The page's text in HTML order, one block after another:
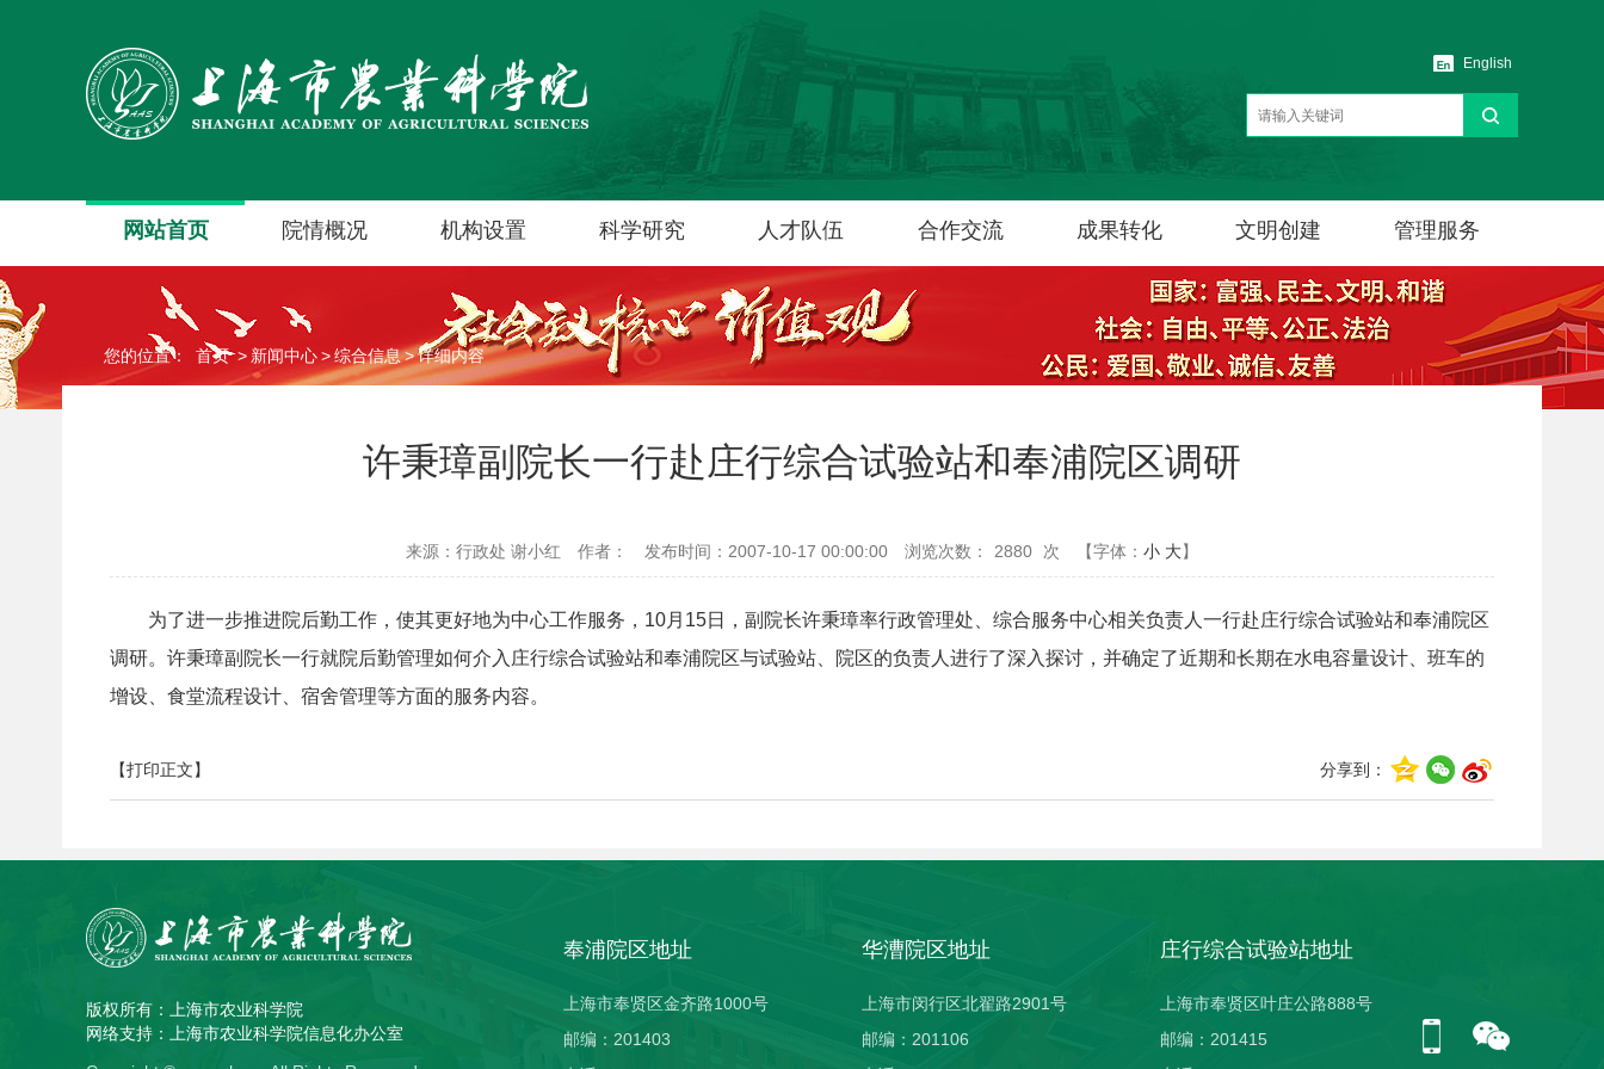
English
网站首页 院情概况 机构设置 科学研究 人才队伍 合作交流 成果转化 文明创建 管理服务
您的位置： 首页> 新闻中心>综合信息>详细内容
许秉璋副院长一行赴庄行综合试验站和奉浦院区调研
来源：行政处 谢小红 作者： 发布时间：2007-10-17 00:00:00 浏览次数： 2880 次 【字体： 小 大】
为了进一步推进院后勤工作，使其更好地为中心工作服务，10月15日，副院长许秉璋率行政管理处、综合服务中心相关负责人一行赴庄行综合试验站和奉浦院区
调研。许秉璋副院长一行就院后勤管理如何介入庄行综合试验站和奉浦院区与试验站、院区的负责人进行了深入探讨，并确定了近期和长期在水电容量设计、班车的
增设、食堂流程设计、宿舍管理等方面的服务内容。
分享到：
【打印正文】
版权所有：上海市农业科学院
网络支持：上海市农业科学院信息化办公室
奉浦院区地址
上海市奉贤区金齐路1000号
邮编：201403
华漕院区地址
上海市闵行区北翟路2901号
邮编：201106
庄行综合试验站地址
上海市奉贤区叶庄公路888号
邮编：201415